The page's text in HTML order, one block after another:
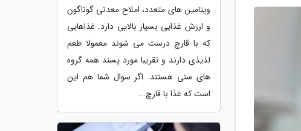
ویتامین های متعدد، املاح معدنی گوناگون
و ارزش غذایی بسیار بالایی دارد. غذاهایی
که با قارچ درست می شوند معمولا طعم
لذیذی دارند و تقریبا مورد پسند همه گروه
های سنی هستند. اگر سوال شما هم این
است که غذا با قارچ...